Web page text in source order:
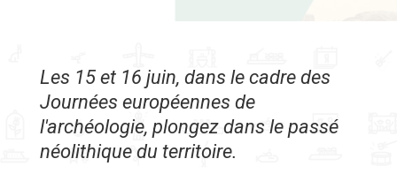
Les 15 et 16 juin, dans le cadre des
Journées européennes de
l'archéologie, plongez dans le passé
néolithique du territoire.